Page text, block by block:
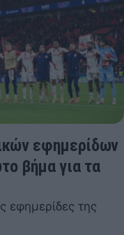
εφημερίδων
βήμα για τα
εφημερίδες της